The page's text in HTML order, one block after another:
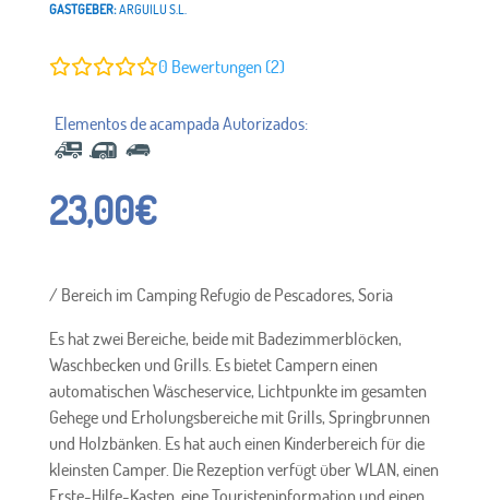
GASTGEBER:ARGUILU S.L.
0 Bewertungen (2)
23,00€
/ Bereich im Camping Refugio de Pescadores, Soria
Es hat zwei Bereiche, beide mit Badezimmerblöcken,
Waschbecken und Grills. Es bietet Campern einen
automatischen Wäscheservice, Lichtpunkte im gesamten
Gehege und Erholungsbereiche mit Grills, Springbrunnen
und Holzbänken. Es hat auch einen Kinderbereich für die
kleinsten Camper. Die Rezeption verfügt über WLAN, einen
Erste-Hilfe-Kasten, eine Touristeninformation und einen